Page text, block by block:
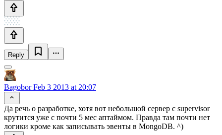
Reply
BagoborFeb 3 2013 at 20:07
Да речь о разработке, хотя вот небольшой сервер с supervisor
крутится уже с почти 5 мес аптаймом. Правда там почти нет
логики кроме как записывать эвенты в MongoDB. ^)